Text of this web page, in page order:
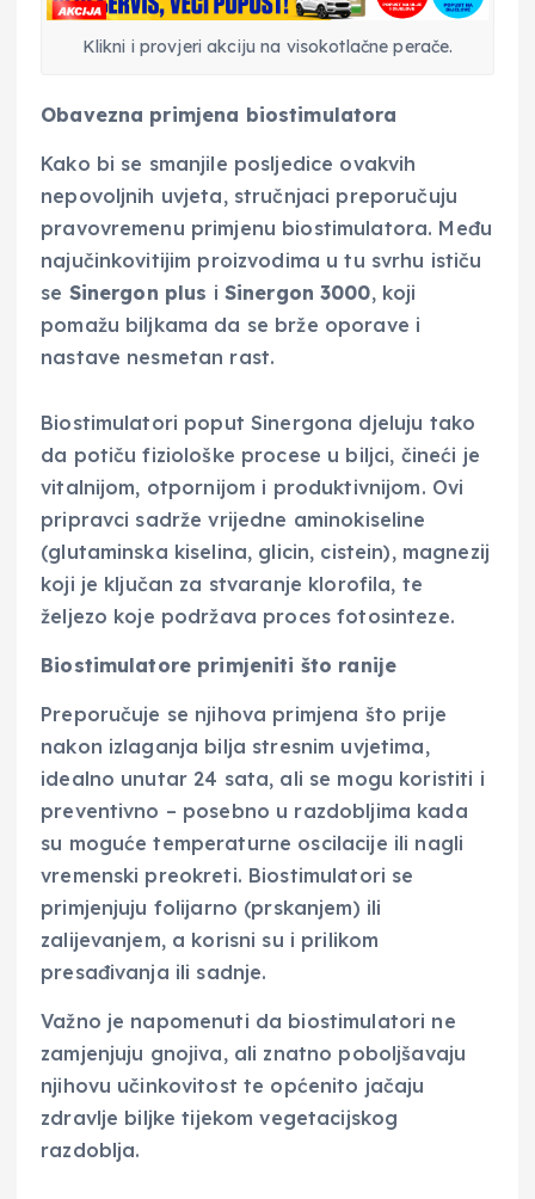
Klikni i provjeri akciju na visokotlačne perače.
Obavezna primjena biostimulatora
Kako bi se smanjile posljedice ovakvih
nepovoljnih uvjeta, stručnjaci preporučuju
pravovremenu primjenu biostimulatora. Među
najučinkovitijim proizvodima u tu svrhu ističu
se Sinergon plus i Sinergon 3000, koji
pomažu biljkama da se brže oporave i
nastave nesmetan rast.
Biostimulatori poput Sinergona djeluju tako
da potiču fiziološke procese u biljci, čineći je
vitalnijom, otpornijom i produktivnijom. Ovi
pripravci sadrže vrijedne aminokiseline
(glutaminska kiselina, glicin, cistein), magnezij
koji je ključan za stvaranje klorofila, te
željezo koje podržava proces fotosinteze.
Biostimulatore primjeniti što ranije
Preporučuje se njihova primjena što prije
nakon izlaganja bilja stresnim uvjetima,
idealno unutar 24 sata, ali se mogu koristiti i
preventivno – posebno u razdobljima kada
su moguće temperaturne oscilacije ili nagli
vremenski preokreti. Biostimulatori se
primjenjuju folijarno (prskanjem) ili
zalijevanjem, a korisni su i prilikom
presađivanja ili sadnje.
Važno je napomenuti da biostimulatori ne
zamjenjuju gnojiva, ali znatno poboljšavaju
njihovu učinkovitost te općenito jačaju
zdravlje biljke tijekom vegetacijskog
razdoblja.